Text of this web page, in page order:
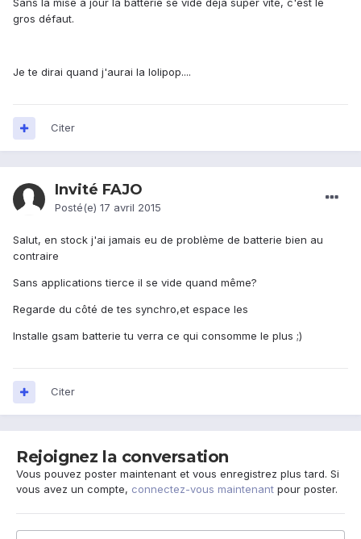
Sans la mise à jour la batterie se vide déja super vite, c'est le
gros défaut.
Je te dirai quand j'aurai la lolipop....
Citer
Invité FAJO
Posté(e) 17 avril 2015
Salut, en stock j'ai jamais eu de problème de batterie bien au
contraire
Sans applications tierce il se vide quand même?
Regarde du côté de tes synchro,et espace les
Installe gsam batterie tu verra ce qui consomme le plus ;)
Citer
Rejoignez la conversation
Vous pouvez poster maintenant et vous enregistrez plus tard. Si
vous avez un compte, connectez-vous maintenant pour poster.